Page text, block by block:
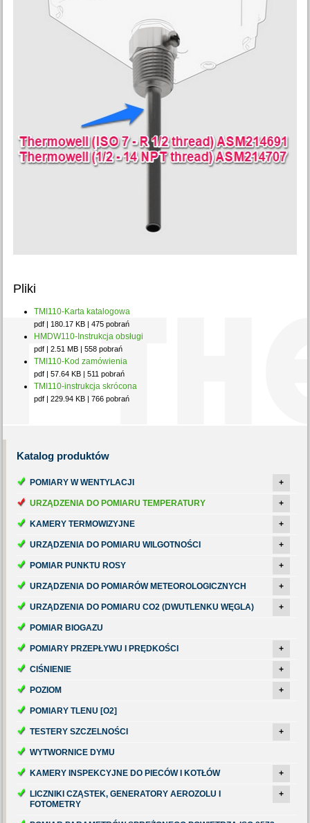
Pliki
TMI110-Karta katalogowa
pdf | 180.17 KB | 475 pobrań
HMDW110-Instrukcja obsługi
pdf | 2.51 MB | 558 pobrań
TMI110-Kod zamówienia
pdf | 57.64 KB | 511 pobrań
TMI110-instrukcja skrócona
pdf | 229.94 KB | 766 pobrań
Katalog produktów
POMIARY W WENTYLACJI +
URZĄDZENIA DO POMIARU TEMPERATURY +
KAMERY TERMOWIZYJNE +
URZĄDZENIA DO POMIARU WILGOTNOŚCI +
POMIAR PUNKTU ROSY +
URZĄDZENIA DO POMIARÓW METEOROLOGICZNYCH +
URZĄDZENIA DO POMIARU CO2 (DWUTLENKU WĘGLA) +
POMIAR BIOGAZU
POMIARY PRZEPŁYWU I PRĘDKOŚCI +
CIŚNIENIE +
POZIOM +
POMIARY TLENU [O2]
TESTERY SZCZELNOŚCI +
WYTWORNICE DYMU
KAMERY INSPEKCYJNE DO PIECÓW I KOTŁÓW +
LICZNIKI CZĄSTEK, GENERATORY AEROZOLU I
FOTOMETRY
+